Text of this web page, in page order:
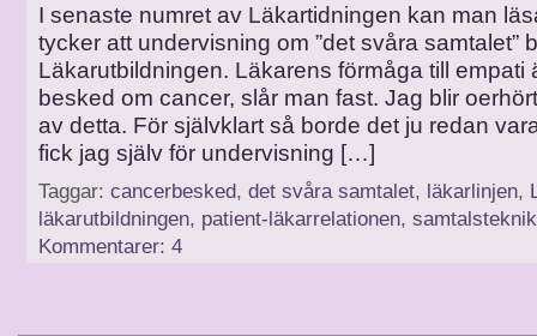
I senaste numret av Läkartidningen kan man
tycker att undervisning om ”det svåra samtalet”
Läkarutbildningen. Läkarens förmåga till empati
besked om cancer, slår man fast. Jag blir
av detta. För självklart så borde det ju redan
fick jag själv för undervisning […]
Taggar: cancerbesked, det svåra samtalet, läkarlinjen,
läkarutbildningen, patient-läkarrelationen, samtalsteknik
Kommentarer: 4